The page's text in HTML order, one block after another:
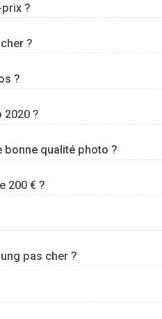
?
?
?
2020 ?
bonne qualité photo ?
200 € ?
pas cher ?